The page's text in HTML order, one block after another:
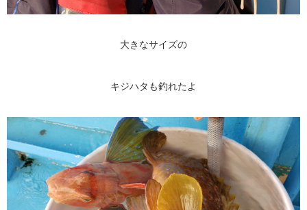
大きなサイズの
キジハタも釣れたよ